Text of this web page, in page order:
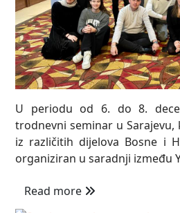
U periodu od 6. do 8.
trodnevni seminar u
iz različitih dijelova Bosne i
organiziran u saradnji između
Read more